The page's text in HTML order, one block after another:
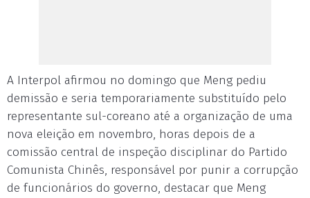
A Interpol afirmou no domingo que Meng pediu
demissão e seria temporariamente substituído pelo
representante sul-coreano até a organização de uma
nova eleição em novembro, horas depois de a
comissão central de inspeção disciplinar do Partido
Comunista Chinês, responsável por punir a corrupção
de funcionários do governo, destacar que Meng